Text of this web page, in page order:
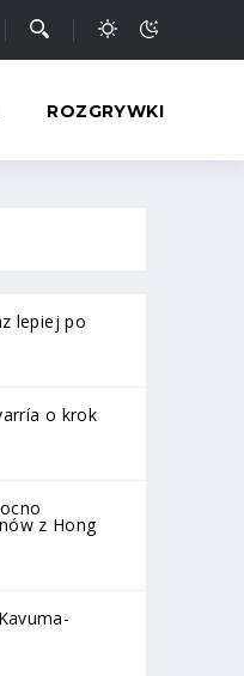
ROZGRYWKI
lepiej po
o krok
z Hong